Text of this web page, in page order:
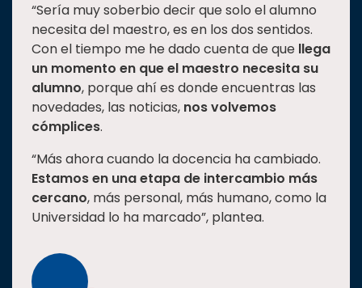
“Sería muy soberbio decir que solo el alumno
necesita del maestro, es en los dos sentidos.
Con el tiempo me he dado cuenta de que llega
un momento en que el maestro necesita su
alumno, porque ahí es donde encuentras las
novedades, las noticias, nos volvemos
cómplices.
“Más ahora cuando la docencia ha cambiado.
Estamos en una etapa de intercambio más
cercano, más personal, más humano, como la
Universidad lo ha marcado”, plantea.